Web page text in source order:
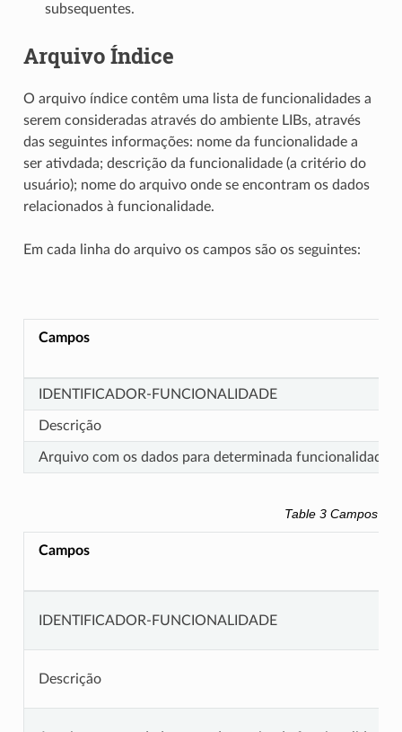
subsequentes.
Arquivo Índice
O arquivo índice contêm uma lista de funcionalidades a
serem consideradas através do ambiente LIBs, através
das seguintes informações: nome da funcionalidade a
ser ativdada; descrição da funcionalidade (a critério do
usuário); nome do arquivo onde se encontram os dados
relacionados à funcionalidade.
Em cada linha do arquivo os campos são os seguintes:
Campos
IDENTIFICADOR-FUNCIONALIDADE
Descrição
Arquivo com os dados para determinada funcionalidade
Table 3 Campos do
Campos
IDENTIFICADOR-FUNCIONALIDADE
Descrição